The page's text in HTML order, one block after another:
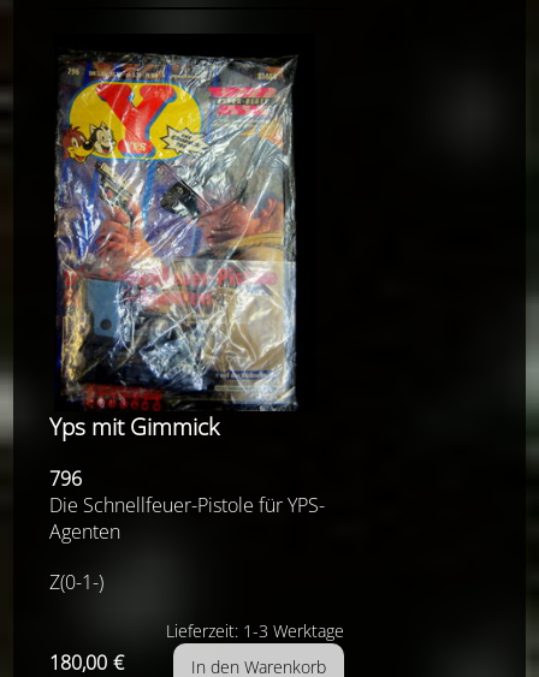
Yps mit Gimmick
796
Die Schnellfeuer-Pistole für YPS-
Agenten
Z(0-1-)
Lieferzeit: 1-3 Werktage
180,00 €